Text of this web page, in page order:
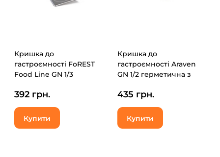
Кришка до
гастроємності FoREST
Food Line GN 1/3
392 грн.
Купити
Кришка до
гастроємності Araven
GN 1/2 герметична з
435 грн.
Купити